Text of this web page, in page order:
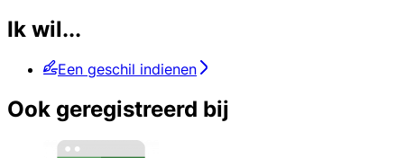
Ik wil...
Een geschil indienen
Ook geregistreerd bij